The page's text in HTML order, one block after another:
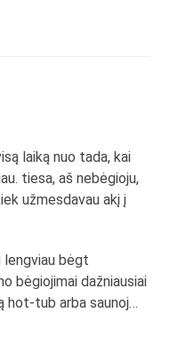
laiką nuo tada, kai
tiesa, aš nebėgioju,
užmesdavau akį į
lengviau bėgt
bėgiojimai dažniausiai
hot-tub arba saunoj…